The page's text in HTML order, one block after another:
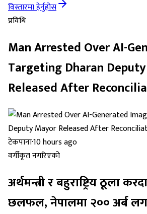
विस्तारमा हेर्नुहोस
प्रविधि
Man Arrested Over AI-
Targeting Dharan
Released After
टेकपाना·10 hours ago
वर्गीकृत नगरिएको
अर्थमन्त्री र बहुराष्ट्रिय ठूला
छलफल, नेपालमा २०० अर्ब